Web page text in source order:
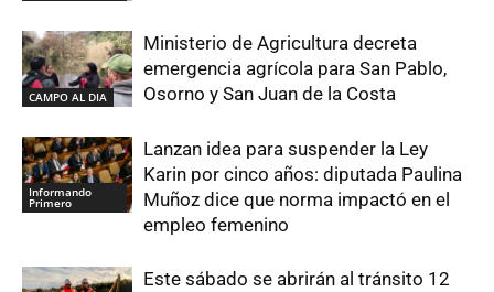
CAMPO AL DIA
Ministerio de Agricultura decreta
emergencia agrícola para San Pablo,
Osorno y San Juan de la Costa
Informando
Primero
Lanzan idea para suspender la Ley
Karin por cinco años: diputada Paulina
Muñoz dice que norma impactó en el
empleo femenino
Este sábado se abrirán al tránsito 12